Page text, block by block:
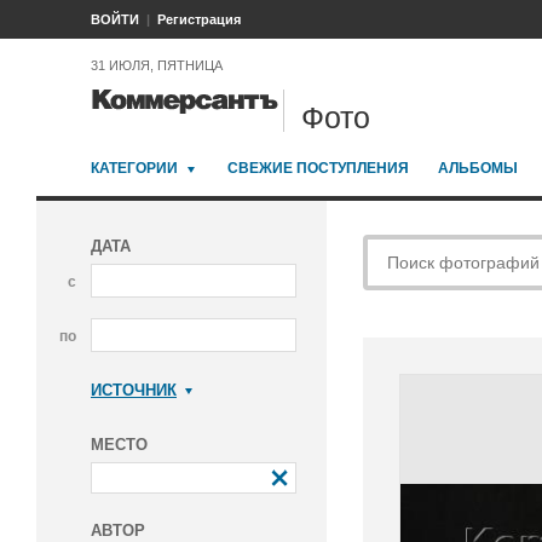
ВОЙТИ Регистрация
31 ИЮЛЯ, ПЯТНИЦА
Фото
КАТЕГОРИИ СВЕЖИЕ ПОСТУПЛЕНИЯ АЛЬБОМЫ
ДАТА
с
по
ИСТОЧНИК
МЕСТО
АВТОР